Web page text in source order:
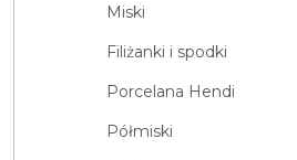
Miski
Filiżanki i spodki
Porcelana Hendi
Półmiski